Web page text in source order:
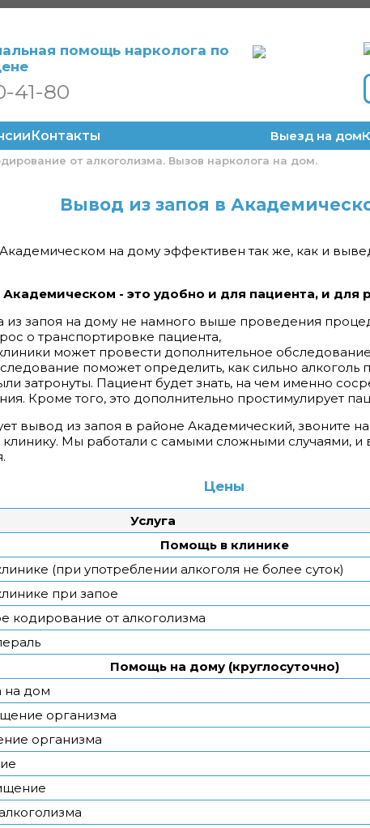
помощь нарколога по
41-80
Контакты Выезд на дом
от алкоголизма. Вызов нарколога на дом.
Вывод из запоя в
на дому эффективен так же, как и
Академическом - это удобно и для пациента, и для
из запоя на дому не намного выше проведения
о транспортировке пациента,
может провести дополнительное обследование
поможет определить, как сильно алкоголь
затронуты. Пациент будет знать, на чем именно
Кроме того, это дополнительно простимулирует
вывод из запоя в районе Академический, звоните
клинику. Мы работали с самыми сложными случаями,
Цены
Услуга
Помощь в клинике
(при употреблении алкоголя не более суток)
при запое
кодирование от алкоголизма
Помощь на дому (круглосуточно)
на дом
организма
организма